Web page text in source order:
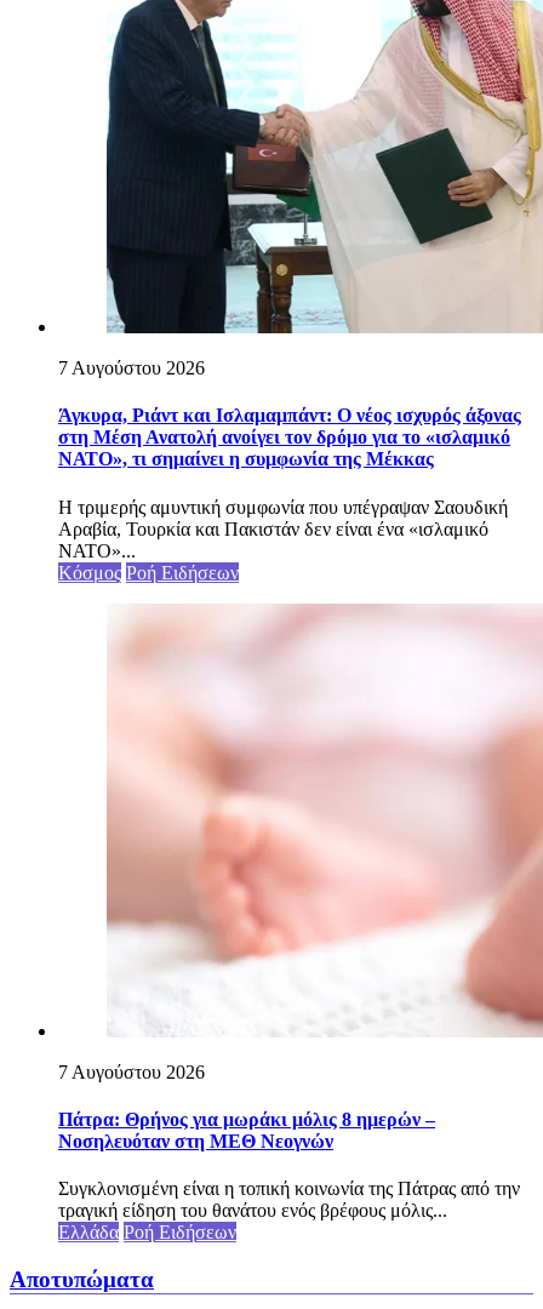
7 Αυγούστου 2026
Άγκυρα, Ριάντ και Ισλαμαμπάντ: Ο νέος ισχυρός άξονας
στη Μέση Ανατολή ανοίγει τον δρόμο για το «ισλαμικό
ΝΑΤΟ», τι σημαίνει η συμφωνία της Μέκκας
Η τριμερής αμυντική συμφωνία που υπέγραψαν Σαουδική
Αραβία, Τουρκία και Πακιστάν δεν είναι ένα «ισλαμικό
ΝΑΤΟ»...
Κόσμος Ροή Ειδήσεων
7 Αυγούστου 2026
Πάτρα: Θρήνος για μωράκι μόλις 8 ημερών –
Νοσηλευόταν στη ΜΕΘ Νεογνών
Συγκλονισμένη είναι η τοπική κοινωνία της Πάτρας από την
τραγική είδηση του θανάτου ενός βρέφους μόλις...
Ελλάδα Ροή Ειδήσεων
Αποτυπώματα